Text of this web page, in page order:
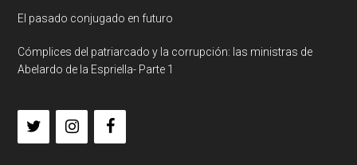
El pasado conjugado en futuro
Cómplices del patriarcado y la corrupción: las ministras de
Abelardo de la Espriella- Parte 1